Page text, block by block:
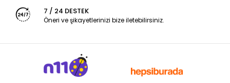
7 / 24 DESTEK
Öneri ve şikayetlerinizi bize iletebilirsiniz.